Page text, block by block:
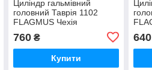
Циліндр гальмівний
головний Таврія 1102
FLAGMUS Чехія
760₴
Купити
640